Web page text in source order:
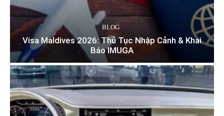
BLOG
Visa Maldives 2026: Thủ Tục Nhập Cảnh & Khai
Báo IMUGA